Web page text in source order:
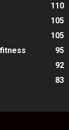
110
105
105
95
92
83